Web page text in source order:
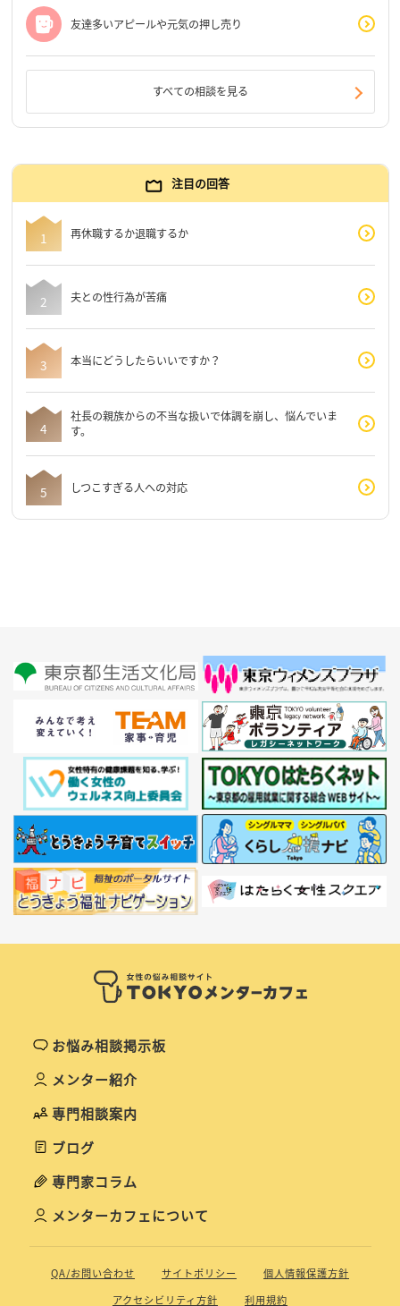
友達多いアピールや元気の押し売り
すべての相談を見る
注目の回答
再休職するか退職するか
夫との性行為が苦痛
本当にどうしたらいいですか？
社長の親族からの不当な扱いで体調を崩し、悩んでいま
す。
しつこすぎる人への対応
お悩み相談掲示板
メンター紹介
専門相談案内
ブログ
専門家コラム
メンターカフェについて
QA/お問い合わせ サイトポリシー
個人情報保護方針
アクセシビリティ方針
利用規約